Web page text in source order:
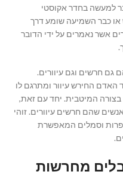
למעשה בחדר אקוסטי
כבר השמיעה שומע דרך
אשר נאמרים על ידי הדובר
חרשים וגם עיוורים.
החירש עיוור ומתרגם לו
בצורה המיטבית. יחד עם זאת,
שהם חרשים עיוורים. זוהי
וסמלים המאפשרת